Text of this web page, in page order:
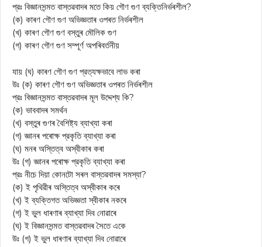
প্রঃ বিজ্ঞানসন্মত বাস্তৱবাদৰ মতে কিয় গৌণ গুণ ব্যক্তিনির্ভৰশীল?
(ক) কাৰণ গৌণ গুণ অভিজ্ঞতাৰ ওপৰত নির্ভৰশীল
(খ) কাৰণ গৌণ গুণ বস্তুৰ মৌলিক গুণ
(গ) কাৰণ গৌণ গুণ সম্পূর্ণ অপৰিবৰ্তনীয়
যায় (ঘ) কাৰণ গৌণ গুণ প্রত্যক্ষভাবে লাভ কৰা
উঃ (ক) কাৰণ গৌণ গুণ অভিজ্ঞতাৰ ওপৰত নিৰ্ভৰশীল
প্রঃ বিজ্ঞানসন্মত বাস্তৱবাদৰ মূল উদ্দেশ্য কি?
(ক) ভাববাদৰ সমৰ্থন
(খ) বস্তুৰ গুণৰ বৈশিষ্ট্য ব্যাখ্যা কৰা
(গ) জ্ঞানৰ পৰোক্ষ প্রকৃতি ব্যাখ্যা কৰা
(ঘ) মনৰ অস্তিত্ব অস্বীকাৰ কৰা
উঃ (গ) জ্ঞানৰ পৰোক্ষ প্রকৃতি ব্যাখ্যা কৰা
প্রঃ নীচে দিয়া কোনটো সৰল বাস্তৱবাদৰ সমস্যা?
(ক) ই পৃথিৱীৰ অস্তিত্ব অস্বীকাৰ কৰে
(খ) ই ব্যক্তিগত অভিজ্ঞতা স্বীকাৰ নকৰে
(গ) ই ভুল ধাৰণাৰ ব্যাখ্যা দিব নোৱাৰে
(ঘ) ই বিজ্ঞানসন্মত বাস্তৱবাদৰ সৈতে একে
উঃ (গ) ই ভুল ধাৰণাৰ ব্যাখ্যা দিব নোৱাৰে